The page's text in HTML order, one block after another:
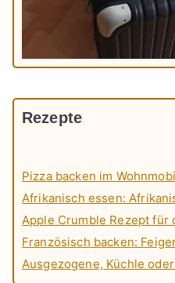
Rezepte
Pizza backen im
Afrikanisch essen:
Apple Crumble Rezept für
Französisch backen:
Ausgezogene, Küchle